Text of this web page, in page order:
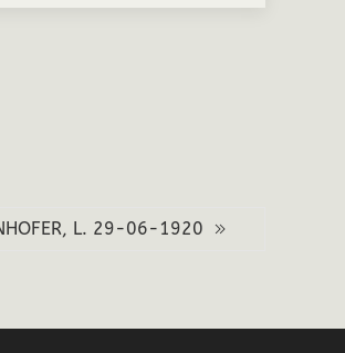
L. 29-06-1920